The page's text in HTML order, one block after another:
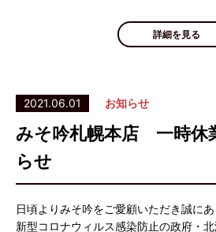
詳細を見る
2021.06.01 お知らせ
みそ吟札幌本店 一時休
らせ
日頃よりみそ吟をご愛顧いただき誠にあ
新型コロナウィルス感染防止の政府・